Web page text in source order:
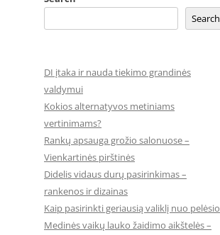
Search
DI įtaka ir nauda tiekimo grandinės
valdymui
Kokios alternatyvos metiniams
vertinimams?
Rankų apsauga grožio salonuose –
Vienkartinės pirštinės
Didelis vidaus durų pasirinkimas –
rankenos ir dizainas
Kaip pasirinkti geriausią valiklį nuo pelėsio
Medinės vaikų lauko žaidimo aikštelės –